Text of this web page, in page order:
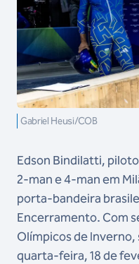
Gabriel Heusi/COB
Edson Bindilatti,
2-man e 4-man em
porta-bandeira
Encerramento. Com
Olímpicos de
quarta-feira, 18 de